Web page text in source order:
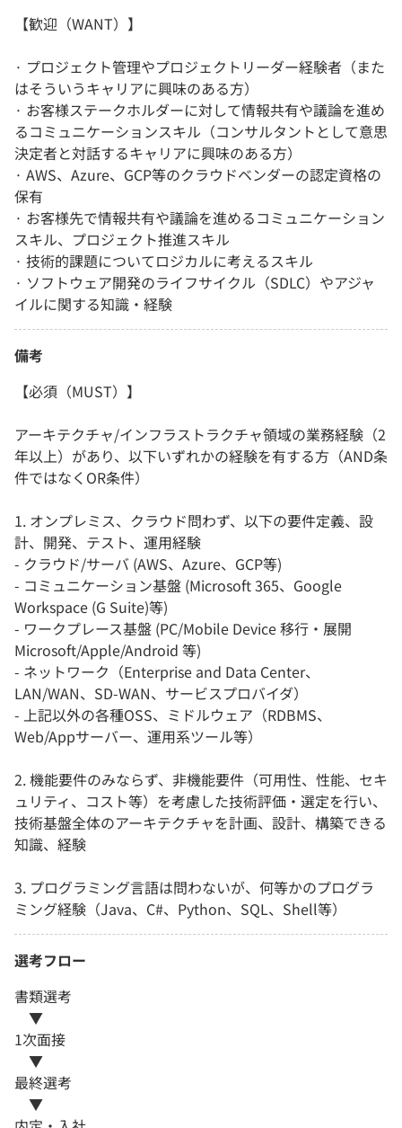
【歓迎（WANT）】
· プロジェクト管理やプロジェクトリーダー経験者（また
はそういうキャリアに興味のある方）
· お客様ステークホルダーに対して情報共有や議論を進め
るコミュニケーションスキル（コンサルタントとして意思
決定者と対話するキャリアに興味のある方）
· AWS、Azure、GCP等のクラウドベンダーの認定資格の
保有
· お客様先で情報共有や議論を進めるコミュニケーション
スキル、プロジェクト推進スキル
· 技術的課題についてロジカルに考えるスキル
· ソフトウェア開発のライフサイクル（SDLC）やアジャ
イルに関する知識・経験
備考
【必須（MUST）】
アーキテクチャ/インフラストラクチャ領域の業務経験（2
年以上）があり、以下いずれかの経験を有する方（AND条
件ではなくOR条件）
1. オンプレミス、クラウド問わず、以下の要件定義、設
計、開発、テスト、運用経験
- クラウド/サーバ (AWS、Azure、GCP等)
- コミュニケーション基盤 (Microsoft 365、Google
Workspace (G Suite)等)
- ワークプレース基盤 (PC/Mobile Device 移行・展開
Microsoft/Apple/Android 等)
- ネットワーク（Enterprise and Data Center、
LAN/WAN、SD-WAN、サービスプロバイダ）
- 上記以外の各種OSS、ミドルウェア（RDBMS、
Web/Appサーバー、運用系ツール等）
2. 機能要件のみならず、非機能要件（可用性、性能、セキ
ュリティ、コスト等）を考慮した技術評価・選定を行い、
技術基盤全体のアーキテクチャを計画、設計、構築できる
知識、経験
3. プログラミング言語は問わないが、何等かのプログラ
ミング経験（Java、C#、Python、SQL、Shell等）
選考フロー
書類選考
▼
1次面接
▼
最終選考
▼